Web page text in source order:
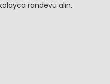
randevu alın.